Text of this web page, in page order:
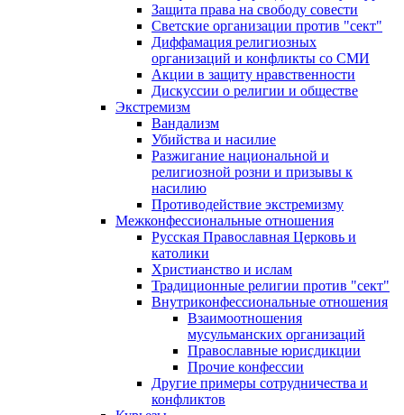
Защита права на свободу совести
Светские организации против "сект"
Диффамация религиозных
организаций и конфликты со СМИ
Акции в защиту нравственности
Дискуссии о религии и обществе
Экстремизм
Вандализм
Убийства и насилие
Разжигание национальной и
религиозной розни и призывы к
насилию
Противодействие экстремизму
Межконфессиональные отношения
Русская Православная Церковь и
католики
Христианство и ислам
Традиционные религии против "сект"
Внутриконфессиональные отношения
Взаимоотношения
мусульманских организаций
Православные юрисдикции
Прочие конфессии
Другие примеры сотрудничества и
конфликтов